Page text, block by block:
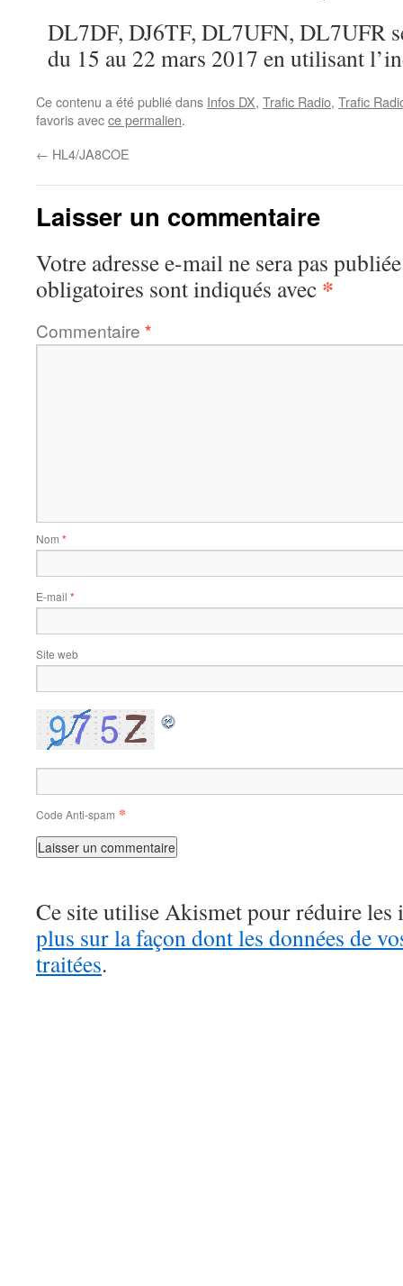
DL7DF, DJ6TF, DL7UFN, DL7UFR
du 15 au 22 mars 2017 en utilisant
Ce contenu a été publié dans Infos DX, Trafic Radio, Trafic
favoris avecce permalien.
← HL4/JA8COE
Laisser un commentaire
Votre adresse e-mail ne sera pas
obligatoires sont indiqués avec *
Commentaire *
Nom *
E-mail *
Site web
Code Anti-spam *
Ce site utilise Akismet pour réduire les
plus sur la façon dont les données de
traitées.